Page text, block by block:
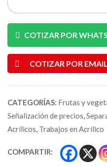
COTIZAR POR
COTIZAR POR EMAIL
CATEGORÍAS: Frutas y
Señalización de precios,
Acrílicos, Trabajos en Acrílico
COMPARTIR: